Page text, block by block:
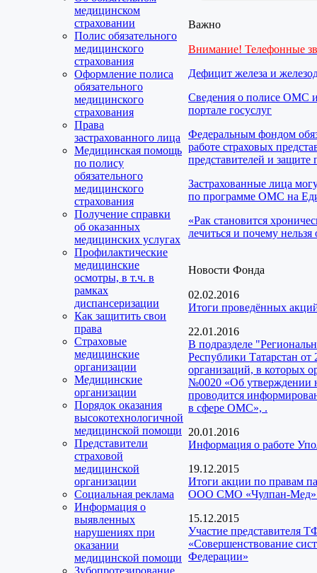
медицинском
страховании
Полис обязательного
медицинского
страхования
Оформление полиса
обязательного
медицинского
страхования
Права
застрахованного лица
Медицинская помощь
по полису
обязательного
медицинского
страхования
Получение справки
об оказанных
медицинских услугах
Профилактические
медицинские
осмотры, в т.ч. в
рамках
диспансеризации
Как защитить свои
права
Страховые
медицинские
организации
Медицинские
организации
Порядок оказания
высокотехнологичной
медицинской помощи
Представители
страховой
медицинской
организации
Социальная реклама
Информация о
выявленных
нарушениях при
оказании
медицинской помощи
Зубопротезирование
Важно
Внимание! Телефонные
Дефицит железа и
Сведения о полисе ОМС
портале госуслуг
Федеральным фондом
работе страховых
представителей и защите
Застрахованные лица
по программе ОМС на
«Рак становится
лечиться и почему нельзя
Новости Фонда
02.02.2016
Итоги проведённых
22.01.2016
В подразделе
Республики Татарстан
организаций, в которых
№0020 «Об утверждении
проводится
в сфере ОМС», .
20.01.2016
Информация о работе
19.12.2015
Итоги акции по правам
ООО СМО «Чулпан-
15.12.2015
Участие представителя
«Совершенствование
Федерации»